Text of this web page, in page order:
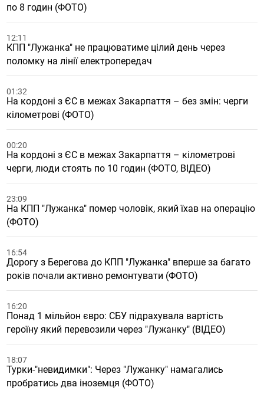
по 8 годин (ФОТО)
12:11
КПП "Лужанка" не працюватиме цілий день через
поломку на лінії електропередач
01:32
На кордоні з ЄС в межах Закарпаття – без змін: черги
кілометрові (ФОТО)
00:20
На кордоні з ЄС в межах Закарпаття – кілометрові
черги, люди стоять по 10 годин (ФОТО, ВІДЕО)
23:09
На КПП "Лужанка" помер чоловік, який їхав на операцію
(ФОТО)
16:54
Дорогу з Берегова до КПП "Лужанка" вперше за багато
років почали активно ремонтувати (ФОТО)
16:20
Понад 1 мільйон євро: СБУ підрахувала вартість
героїну який перевозили через "Лужанку" (ВІДЕО)
18:07
Турки-"невидимки": Через "Лужанку" намагались
пробратись два іноземця (ФОТО)